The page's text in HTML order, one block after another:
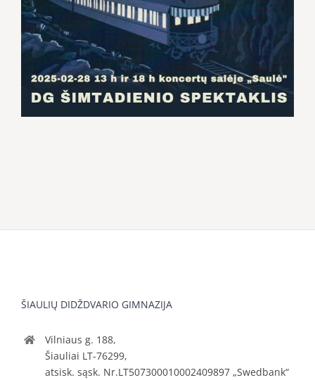
ŠIAULIŲ DIDŽDVARIO GIMNAZIJA
Vilniaus g. 188,
Šiauliai LT-76299,
atsisk. sąsk. Nr.LT507300010002409897 „Swedbank“